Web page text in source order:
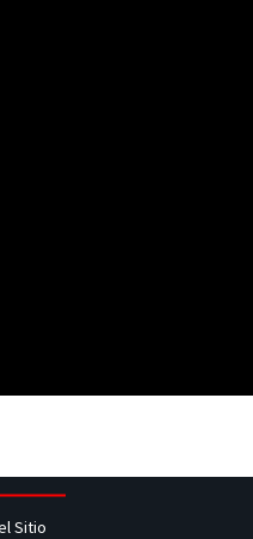
Sitio